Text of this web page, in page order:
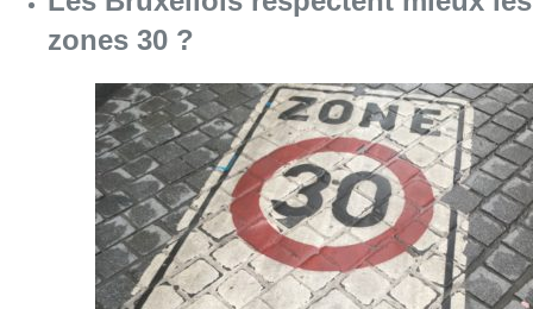
07 août 2026Consulter l'article "Les Bruxellois
Deux mineurs interpellés après un
vol à main armée dans un